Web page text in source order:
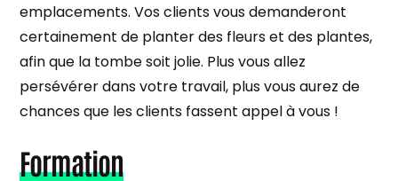
emplacements. Vos clients vous demanderont
certainement de planter des fleurs et des plantes,
afin que la tombe soit jolie. Plus vous allez
persévérer dans votre travail, plus vous aurez de
chances que les clients fassent appel à vous !
Formation